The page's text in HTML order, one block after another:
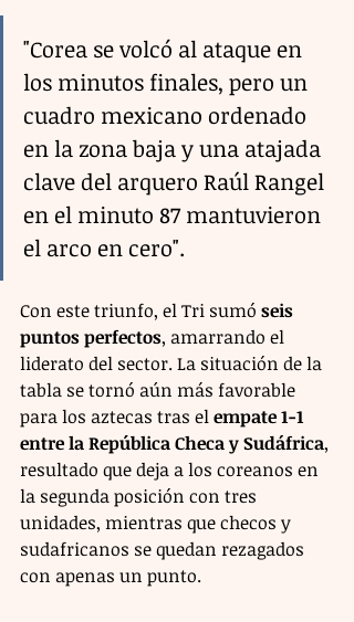
"Corea se volcó al ataque en
los minutos finales, pero un
cuadro mexicano ordenado
en la zona baja y una atajada
clave del arquero Raúl Rangel
en el minuto 87 mantuvieron
el arco en cero".
Con este triunfo, el Tri sumó seis
puntos perfectos, amarrando el
liderato del sector. La situación de la
tabla se tornó aún más favorable
para los aztecas tras el empate 1-1
entre la República Checa y Sudáfrica,
resultado que deja a los coreanos en
la segunda posición con tres
unidades, mientras que checos y
sudafricanos se quedan rezagados
con apenas un punto.